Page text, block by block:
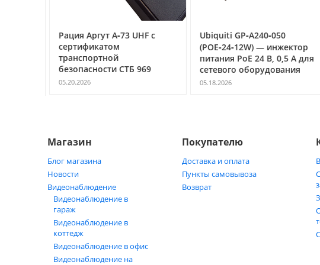
компьютер. Интуитивный интерфейс ускоряет ввод частот и
Конструкция и надежность
Металлический корпус и
Влагозащита IPX4 и работа
Аргут А‑403 поддерживает стандарт влагозащиты IPX4, допускающий
защищена от брызг воды, попадающих на корпус с любого
погодных условиях.
Широкий диапазон
Диапазон рабочих температур радиостанции составляет от −20 до +60
высокими температурами. Дополнительная защита корпуса не
Рация Аргут А‑73 UHF с
сертификатом
транспортной
безопасности СТБ 969
05.20.2026
Ubiquiti GP‑A240‑050
(POE‑24‑12W) — инжектор
питания PoE 24 В, 0,5 А для
сетевого оборудования
05.18.2026
Магазин
Блог магазина
Новости
Видеонаблюдение
Видеонаблюдение в
гараж
Видеонаблюдение в
коттедж
Видеонаблюдение в офис
Видеонаблюдение на
Покупателю
Доставка и оплата
Пункты самовывоза
Возврат